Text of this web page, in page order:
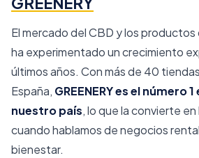
El mercado del CBD y los
ha experimentado un crecimiento
últimos años. Con más de 40
España, GREENERY es el número
nuestro país, lo que la convierte
cuando hablamos de negocios
bienestar.